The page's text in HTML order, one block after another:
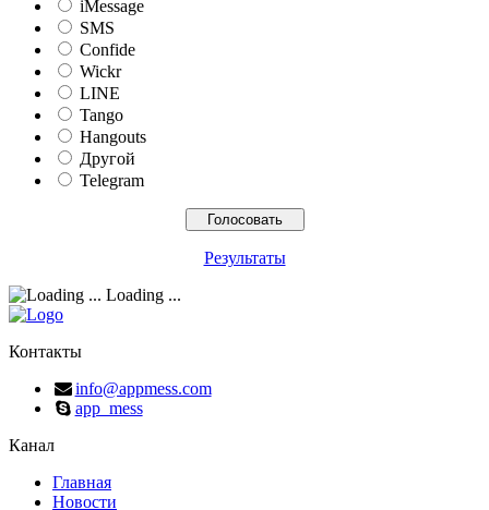
iMessage
SMS
Confide
Wickr
LINE
Tango
Hangouts
Другой
Telegram
Результаты
Loading ...
Контакты
info@appmess.com
app_mess
Канал
Главная
Новости